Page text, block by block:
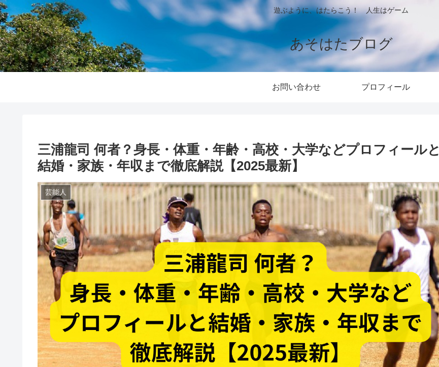
遊ぶように、はたらこう！ 人生はゲーム
あそはたブログ
お問い合わせ プロフィール
三浦龍司 何者？身長・体重・年齢・高校・大学などプロフィールと
結婚・家族・年収まで徹底解説【2025最新】
芸能人